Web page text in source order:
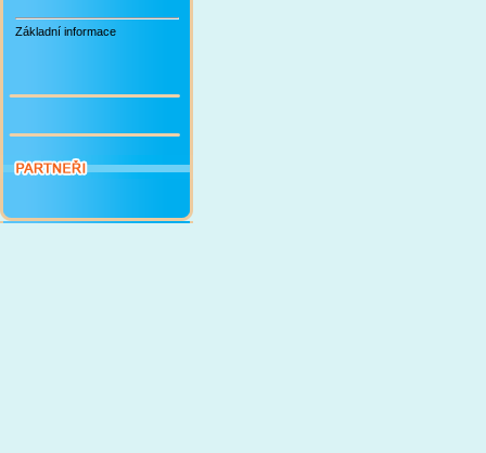
Základní informace